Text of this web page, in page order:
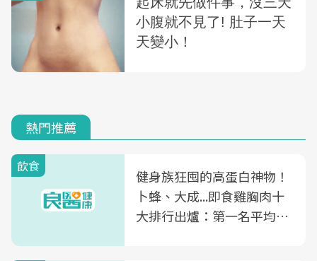
熱門推薦
飲食
健身族狂囤的高蛋白神物！
卜蜂、大成...即食雞胸肉十
大排行出爐：第一名平均一